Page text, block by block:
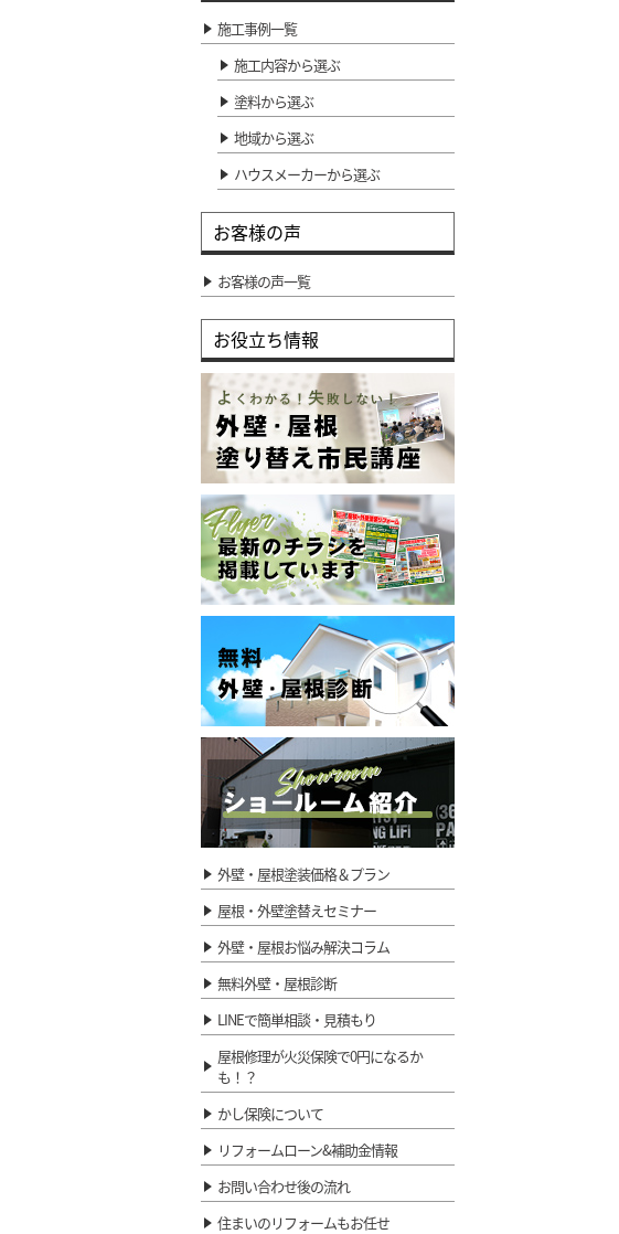
施工事例一覧
施工内容から選ぶ
塗料から選ぶ
地域から選ぶ
ハウスメーカーから選ぶ
お客様の声
お客様の声一覧
お役立ち情報
外壁・屋根塗装価格＆プラン
屋根・外壁塗替えセミナー
外壁・屋根お悩み解決コラム
無料外壁・屋根診断
LINEで簡単相談・見積もり
屋根修理が火災保険で0円になるか
も！？
かし保険について
リフォームローン&補助金情報
お問い合わせ後の流れ
住まいのリフォームもお任せ